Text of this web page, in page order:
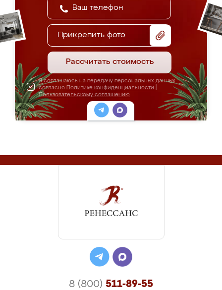
Прикрепить фото
Рассчитать стоимость
Я соглашаюсь на передачу персональных данных
согласно Политике конфиденциальности
Пользовательскому соглашению
8 (800) 511-89-55